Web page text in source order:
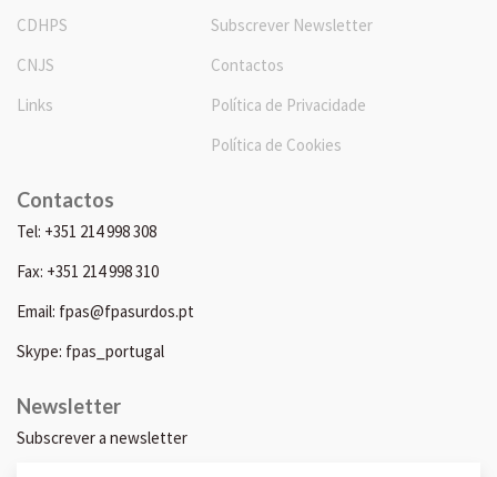
CDHPS
CNJS
Links
Subscrever Newsletter
Contactos
Política de Privacidade
Política de Cookies
Contactos
Tel: +351 214 998 308
Fax: +351 214 998 310
Email: fpas@fpasurdos.pt
Skype: fpas_portugal
Newsletter
Subscrever a newsletter